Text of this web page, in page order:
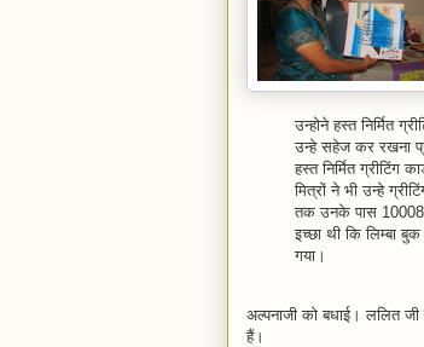
उन्होने हस्त निर्मित
उन्हे सहेज कर रखना
हस्त निर्मित ग्रीटिंग
मित्रों ने भी उन्हे
तक उनके पास 10008
इच्छा थी कि लिम्बा
गया।
अल्पनाजी को बधाई। ललित
हैं।